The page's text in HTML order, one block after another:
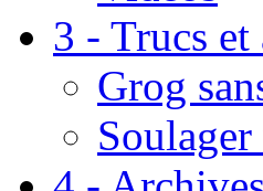
3 - Trucs et
Grog